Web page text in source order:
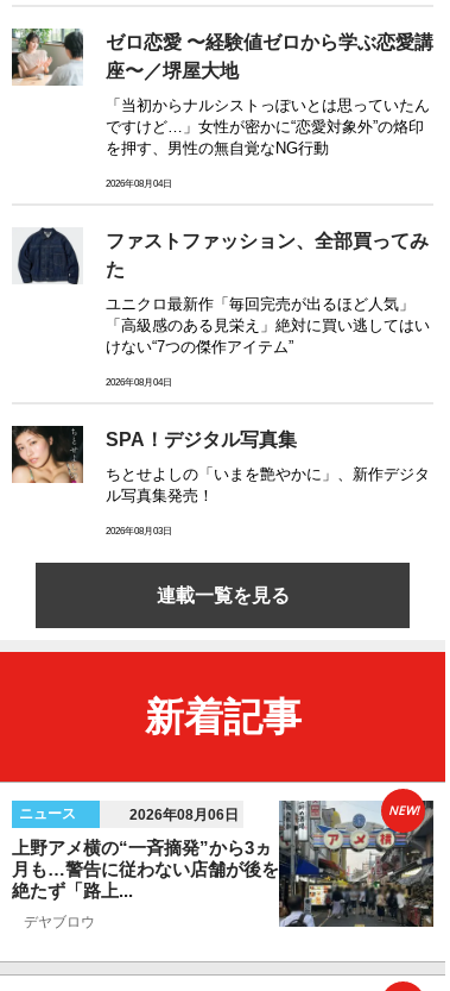
ゼロ恋愛 〜経験値ゼロから学ぶ恋愛講
座〜／堺屋大地
「当初からナルシストっぽいとは思っていたん
ですけど…」女性が密かに“恋愛対象外”の烙印
を押す、男性の無自覚なNG行動
2026年08月04日
ファストファッション、全部買ってみ
た
ユニクロ最新作「毎回完売が出るほど人気」
「高級感のある見栄え」絶対に買い逃してはい
けない“7つの傑作アイテム”
2026年08月04日
SPA！デジタル写真集
ちとせよしの「いまを艶やかに」、新作デジタ
ル写真集発売！
2026年08月03日
連載一覧を見る
新着記事
ニュース 2026年08月06日
上野アメ横の“一斉摘発”から3ヵ
月も…警告に従わない店舗が後を
絶たず「路上...
デヤブロウ
NEW!